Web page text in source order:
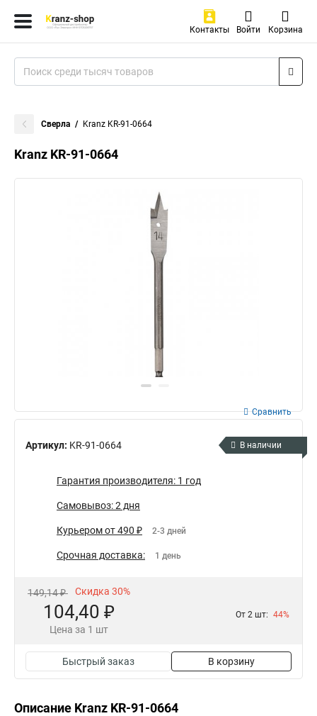
Контакты Войти Корзина
Сверла Kranz KR-91-0664
Kranz KR-91-0664
Артикул: KR-91-0664
Сравнить
В наличии
Гарантия производителя: 1 год
Самовывоз: 2 дня
Курьером от 490 ₽ 2-3 дней
Срочная доставка: 1 день
149,14 ₽ Скидка 30%
104,40 ₽
Цена за 1 шт
От 2 шт: 44%
Быстрый заказ В корзину
Описание Kranz KR-91-0664